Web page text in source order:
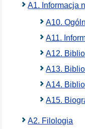
A1. Informacja
A10.
A11.
A12.
A13.
A14.
A15.
A2. Filologia